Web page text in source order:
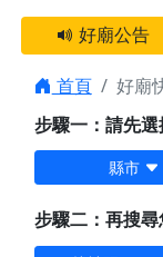
好廟公告
首頁
好廟
步驟一：請先
縣市
步驟二：再搜